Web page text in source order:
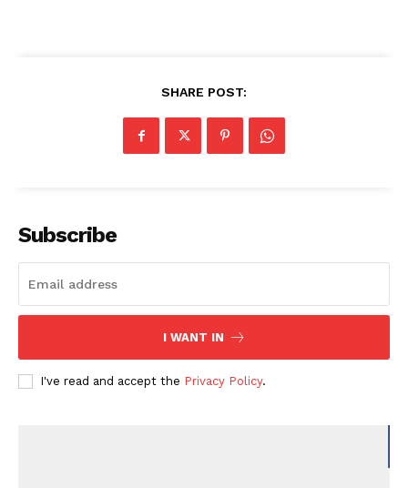
SHARE POST:
Subscribe
I WANT IN
I've read and accept the Privacy Policy.